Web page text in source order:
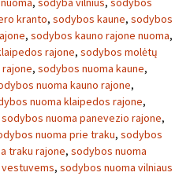
kranto, sodybos kaune, sodybos
, sodybos kauno rajone nuoma,
rajone, sodybos molėtų
, sodybos nuoma kaune,
nuoma kauno rajone,
nuoma klaipedos rajone,
sodybos nuoma panevezio rajone,
nuoma prie traku, sodybos
traku rajone, sodybos nuoma
, sodybos nuoma vilniaus